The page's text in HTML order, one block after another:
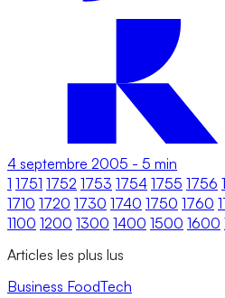
4 septembre 2005 - 5 min
1 1751 1752 1753 1754 1755 1756
1710 1720 1730 1740 1750 1760
1100 1200 1300 1400 1500 1600
Articles les plus lus
Business FoodTech